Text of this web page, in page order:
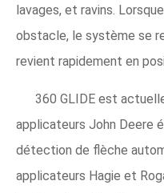
lavages, et ravins.
obstacle, le système se
revient rapidement en
360 GLIDE est
applicateurs John Deere
détection de flèche
applicateurs Hagie et